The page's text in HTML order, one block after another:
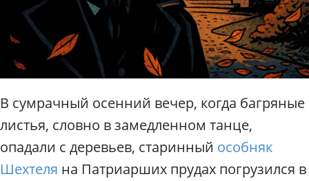
о
М
о
с
к
е
/
а
д
В сумрачный осенний вечер, когда багряные
листья, словно в замедленном танце,
опадали с деревьев, старинный особняк
Шехтеля на Патриарших прудах погрузился в